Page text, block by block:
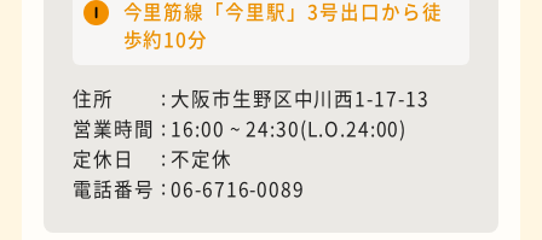
今里筋線「今里駅」3号出口から徒
歩約10分
住所
大阪市生野区中川西1-17-13
営業時間
16:00 ~ 24:30(L.O.24:00)
定休日
不定休
電話番号
06-6716-0089